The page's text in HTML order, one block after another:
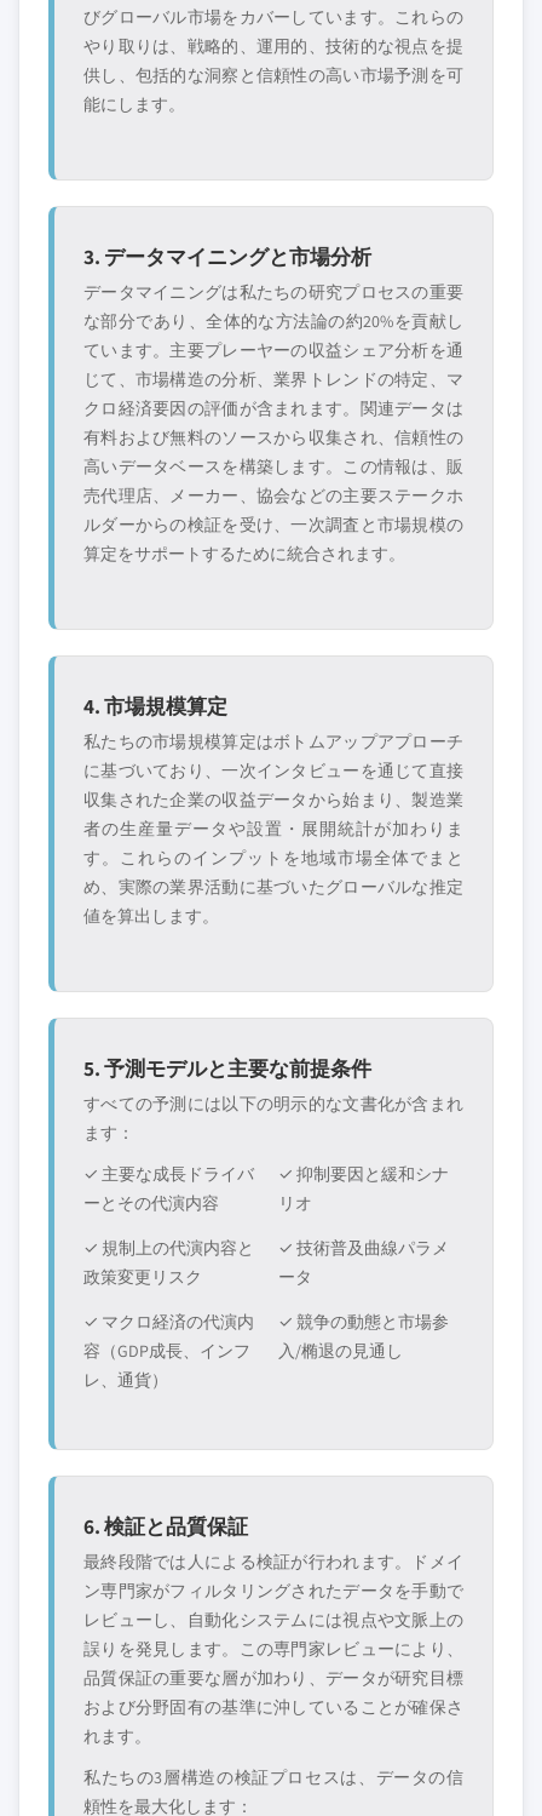
びグローバル市場をカバーしています。これらの
やり取りは、戦略的、運用的、技術的な視点を提
供し、包括的な洞察と信頼性の高い市場予測を可
能にします。
3. データマイニングと市場分析
データマイニングは私たちの研究プロセスの重要
な部分であり、全体的な方法論の約20%を貢献し
ています。主要プレーヤーの収益シェア分析を通
じて、市場構造の分析、業界トレンドの特定、マ
クロ経済要因の評価が含まれます。関連データは
有料および無料のソースから収集され、信頼性の
高いデータベースを構築します。この情報は、販
売代理店、メーカー、協会などの主要ステークホ
ルダーからの検証を受け、一次調査と市場規模の
算定をサポートするために統合されます。
4. 市場規模算定
私たちの市場規模算定はボトムアップアプローチ
に基づいており、一次インタビューを通じて直接
収集された企業の収益データから始まり、製造業
者の生産量データや設置・展開統計が加わりま
す。これらのインプットを地域市場全体でまと
め、実際の業界活動に基づいたグローバルな推定
値を算出します。
5. 予測モデルと主要な前提条件
すべての予測には以下の明示的な文書化が含まれ
ます：
✓ 主要な成長ドライバ
ーとその代演内容
✓ 抑制要因と緩和シナ
リオ
✓ 規制上の代演内容と
政策変更リスク
✓ 技術普及曲線パラメ
ータ
✓ マクロ経済の代演内
容（GDP成長、インフ
レ、通貨）
✓ 競争の動態と市場参
入/椭退の見通し
6. 検証と品質保証
最終段階では人による検証が行われます。ドメイ
ン専門家がフィルタリングされたデータを手動で
レビューし、自動化システムには視点や文脈上の
誤りを発見します。この専門家レビューにより、
品質保証の重要な層が加わり、データが研究目標
および分野固有の基準に沖していることが確保さ
れます。
私たちの3層構造の検証プロセスは、データの信
頼性を最大化します：